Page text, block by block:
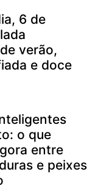
6 de
verão,
e doce
o que
entre
e peixes